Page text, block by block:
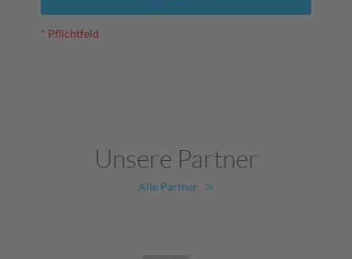
* Pflichtfeld
Unsere Partner
Alle Partner